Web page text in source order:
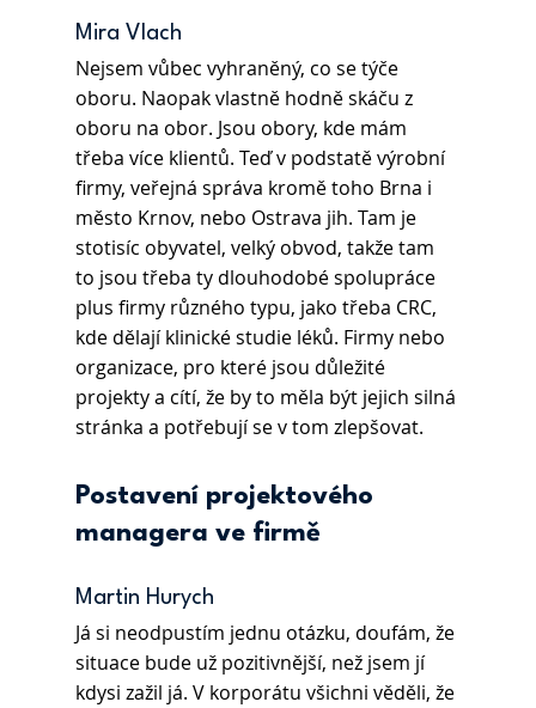
Mira Vlach
Nejsem vůbec vyhraněný, co se týče
oboru. Naopak vlastně hodně skáču z
oboru na obor. Jsou obory, kde mám
třeba více klientů. Teď v podstatě výrobní
firmy, veřejná správa kromě toho Brna i
město Krnov, nebo Ostrava jih. Tam je
stotisíc obyvatel, velký obvod, takže tam
to jsou třeba ty dlouhodobé spolupráce
plus firmy různého typu, jako třeba CRC,
kde dělají klinické studie léků. Firmy nebo
organizace, pro které jsou důležité
projekty a cítí, že by to měla být jejich silná
stránka a potřebují se v tom zlepšovat.
Postavení projektového
managera ve firmě
Martin Hurych
Já si neodpustím jednu otázku, doufám, že
situace bude už pozitivnější, než jsem jí
kdysi zažil já. V korporátu všichni věděli, že